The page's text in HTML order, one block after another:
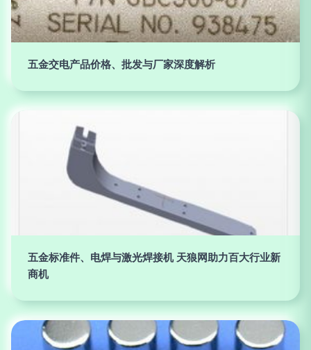
五金交电产品价格、批发与厂家深度解析
五金标准件、电焊与激光焊接机 天狼网助力百大行业新
商机